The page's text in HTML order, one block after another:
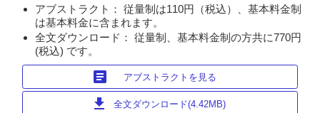
アブストラクト： 従量制は110円（税込）、基本料金制
は基本料金に含まれます。
全文ダウンロード： 従量制、基本料金制の方共に770円
(税込) です。
article アブストラクトを見る
download 全文ダウンロード(4.42MB)